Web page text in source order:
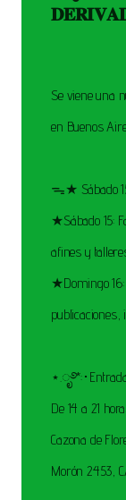
Se viene una
en Buenos
ᯓ★ Sábado
★Sábado 15:
afines y
★Domingo
⋆.ೃ࿔*:･
De 14 a 21
Cazona de
Morón 2453,